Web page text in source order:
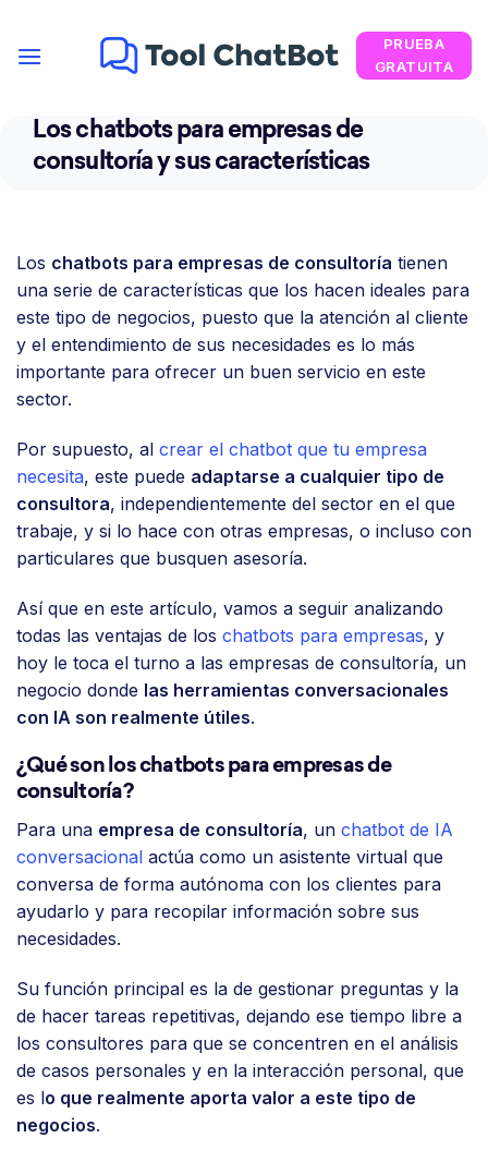
PRUEBA
GRATUITA
Los chatbots para empresas de
consultoría y sus características
Los chatbots para empresas de consultoría tienen
una serie de características que los hacen ideales para
este tipo de negocios, puesto que la atención al cliente
y el entendimiento de sus necesidades es lo más
importante para ofrecer un buen servicio en este
sector.
Por supuesto, al crear el chatbot que tu empresa
necesita, este puede adaptarse a cualquier tipo de
consultora, independientemente del sector en el que
trabaje, y si lo hace con otras empresas, o incluso con
particulares que busquen asesoría.
Así que en este artículo, vamos a seguir analizando
todas las ventajas de los chatbots para empresas, y
hoy le toca el turno a las empresas de consultoría, un
negocio donde las herramientas conversacionales
con IA son realmente útiles.
¿Qué son los chatbots para empresas de
consultoría?
Para una empresa de consultoría, un chatbot de IA
conversacional actúa como un asistente virtual que
conversa de forma autónoma con los clientes para
ayudarlo y para recopilar información sobre sus
necesidades.
Su función principal es la de gestionar preguntas y la
de hacer tareas repetitivas, dejando ese tiempo libre a
los consultores para que se concentren en el análisis
de casos personales y en la interacción personal, que
es lo que realmente aporta valor a este tipo de
negocios.